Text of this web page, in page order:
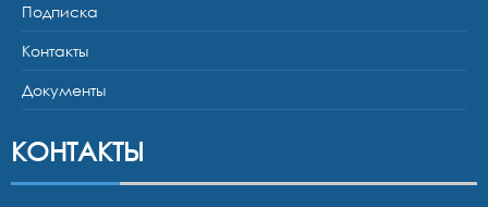
Подписка
Контакты
Документы
КОНТАКТЫ